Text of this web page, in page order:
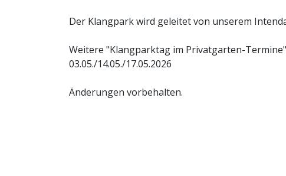
Der Klangpark wird geleitet von unserem
Weitere "Klangparktag im Privatgarten-
03.05./14.05./17.05.2026
Änderungen vorbehalten.